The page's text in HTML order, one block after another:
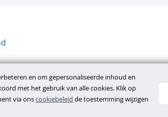
en om gepersonaliseerde inhoud en
met het gebruik van alle cookies. Klik op
via onscookiebeleid de toestemming wijzigen